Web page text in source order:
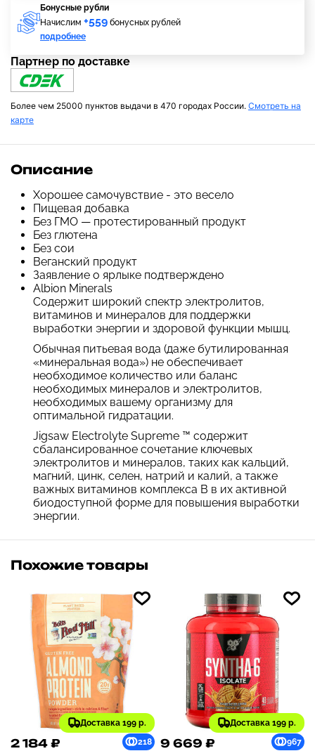
Бонусные рубли
Начислим +559 бонусных рублей
подробнее
Партнер по доставке
Более чем 25000 пунктов выдачи в 470 городах России. Смотреть на
карте
Описание
Хорошее самочувствие - это весело
Пищевая добавка
Без ГМО — протестированный продукт
Без глютена
Без сои
Веганский продукт
Заявление о ярлыке подтверждено
Albion Minerals
Содержит широкий спектр электролитов,
витаминов и минералов для поддержки
выработки энергии и здоровой функции мышц.
Обычная питьевая вода (даже бутилированная
«минеральная вода») не обеспечивает
необходимое количество или баланс
необходимых минералов и электролитов,
необходимых вашему организму для
оптимальной гидратации.
Jigsaw Electrolyte Supreme ™ содержит
сбалансированное сочетание ключевых
электролитов и минералов, таких как кальций,
магний, цинк, селен, натрий и калий, а также
важных витаминов комплекса B в их активной
биодоступной форме для повышения выработки
энергии.
Похожие товары
Доставка 199 р.
2 184 ₽ 218
Доставка 199 р.
9 669 ₽ 967